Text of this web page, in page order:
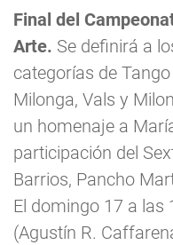
Final del
Arte. Se definirá a
categorías de
Milonga, Vals y
un homenaje a
participación del
Barrios, Pancho
El domingo 17 a las
(Agustín R.